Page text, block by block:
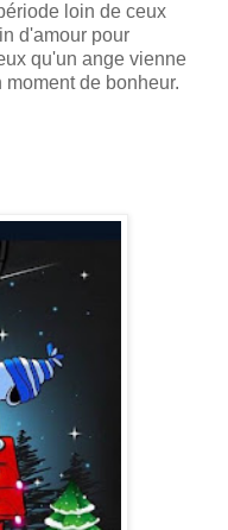
loin de ceux
d'amour pour
qu'un ange vienne
de bonheur.